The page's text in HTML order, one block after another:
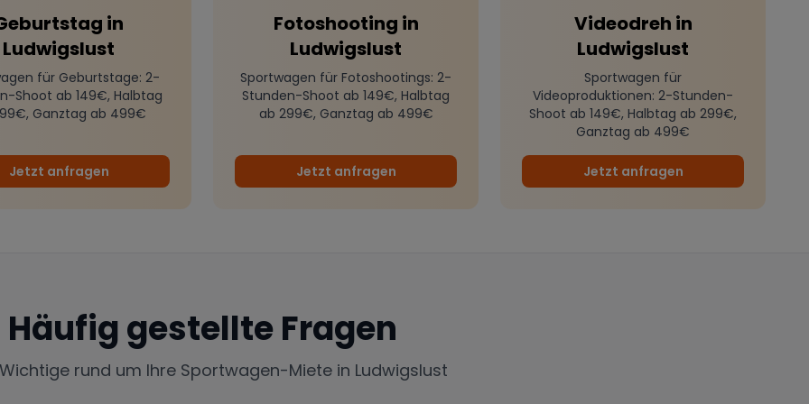
in
Ludwigslust
für Geburtstage: 2-
Shoot ab 149€, Halbtag
Ganztag ab 499€
Jetzt anfragen
Fotoshooting in
Ludwigslust
Sportwagen für Fotoshootings: 2-
Stunden-Shoot ab 149€, Halbtag
ab 299€, Ganztag ab 499€
Jetzt anfragen
Videodreh in
Ludwigslust
Sportwagen für
Videoproduktionen: 2-Stunden-
Shoot ab 149€, Halbtag ab 299€,
Ganztag ab 499€
Jetzt anfragen
Häufig gestellte Fragen
rund um Ihre Sportwagen-Miete in Ludwigslust